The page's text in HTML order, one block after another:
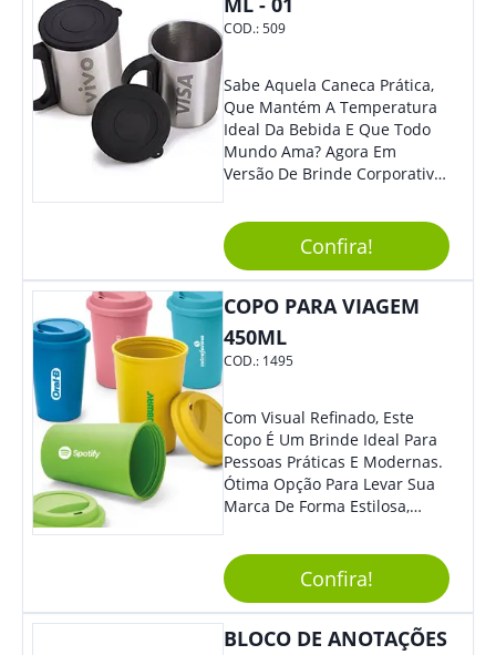
COD.:509
Sabe Aquela Caneca Prática,
Que Mantém A Temperatura
Ideal Da Bebida E Que Todo
Mundo Ama? Agora Em
Versão De Brinde Corporativo
Sua Marca Com Muito Estilo E
Acrescentar Ainda Mais
Praticidade À Eventos E Feiras
De Exposição.
Confira!
COPO PARA VIAGEM
450ML
COD.: 1495
Com Visual Refinado, Este
Copo É Um Brinde Ideal Para
Pessoas Práticas E Modernas.
Ótima Opção Para Levar Sua
Marca De Forma Estilosa,
Empresa Em Eventos,
Reuniões Corporativas Ou Até
Mesmo Para Presentear
Colaboradores.
Confira!
BLOCO DE ANOTAÇÕES